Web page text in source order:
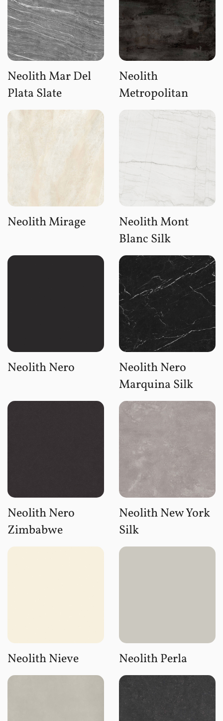
Neolith Mar Del
Plata Slate
Neolith
Metropolitan
Neolith Mirage
Neolith Mont
Blanc Silk
Neolith Nero
Neolith Nero
Marquina Silk
Neolith Nero
Zimbabwe
Neolith New York
Silk
Neolith Nieve Neolith Perla